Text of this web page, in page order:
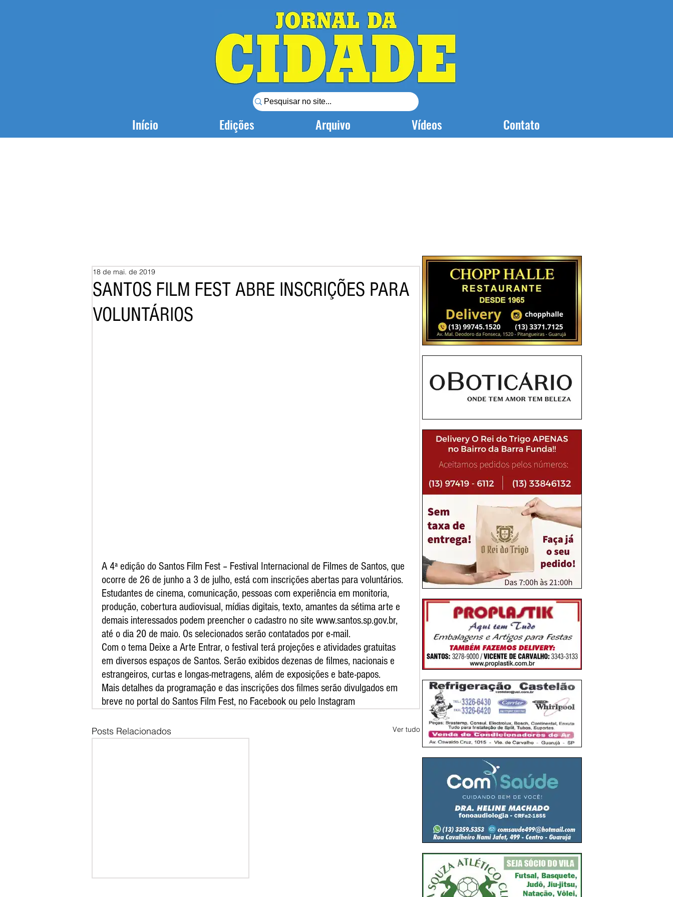
Início Edições Arquivo Vídeos Contato
SANTOS FILM FEST ABRE INSCRIÇÕES PARA
VOLUNTÁRIOS
18 de mai. de 2019
A 4ª edição do Santos Film Fest – Festival Internacional de Filmes de Santos, que
ocorre de 26 de junho a 3 de julho, está com inscrições abertas para voluntários.
Estudantes de cinema, comunicação, pessoas com experiência em monitoria,
produção, cobertura audiovisual, mídias digitais, texto, amantes da sétima arte e
demais interessados podem preencher o cadastro no site www.santos.sp.gov.br,
até o dia 20 de maio. Os selecionados serão contatados por e-mail.
Com o tema Deixe a Arte Entrar, o festival terá projeções e atividades gratuitas
em diversos espaços de Santos. Serão exibidos dezenas de filmes, nacionais e
estrangeiros, curtas e longas-metragens, além de exposições e bate-papos.
Mais detalhes da programação e das inscrições dos filmes serão divulgados em
breve no portal do Santos Film Fest, no Facebook ou pelo Instagram
Posts Relacionados Ver tudo